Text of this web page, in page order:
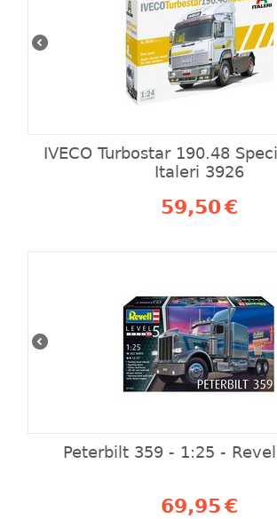
IVECO Turbostar 190.48
Italeri 3926
59,50€
Peterbilt 359 - 1:25 -
69,95€